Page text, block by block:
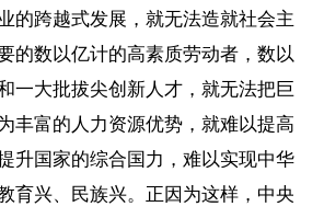
的跨越式发展，就无法造就社会主
的数以亿计的高素质劳动者，数以
一大批拔尖创新人才，就无法把巨
丰富的人力资源优势，就难以提高
升国家的综合国力，难以实现中华
育兴、民族兴。正因为这样，中央